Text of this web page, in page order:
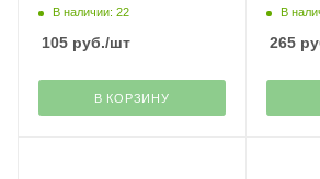
В наличии: 22
105 руб./шт
В КОРЗИНУ
В
265